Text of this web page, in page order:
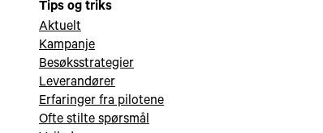
Tips og triks
Aktuelt
Kampanje
Besøksstrategier
Leverandører
Erfaringer fra pilotene
Ofte stilte spørsmål